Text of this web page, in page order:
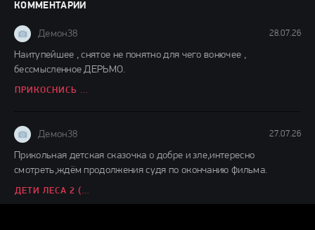
КОММЕНТАРИИ
Демон38 28.07.26
Наитупейшее , снятое не понятно для чего вонючее ,
бессмысленное ДЕРЬМО.
ПРИКОСНИСЬ КО МНЕ (2026)
Демон38 27.07.26
Прикольная детская сказочка о добре и зле,интересно
смотреть,ждём продолжения судя по окончанию фильма.
ДЕТИ ЛЕСА 2 (2026)